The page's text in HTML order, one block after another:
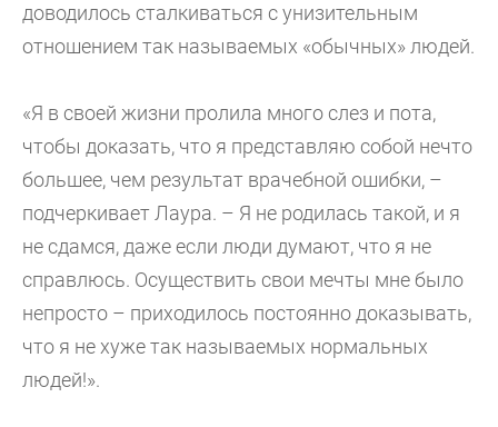
доводилось сталкиваться с унизительным
отношением так называемых «обычных» людей.
«Я в своей жизни пролила много слез и пота,
чтобы доказать, что я представляю собой нечто
большее, чем результат врачебной ошибки, –
подчеркивает Лаура. – Я не родилась такой, и я
не сдамся, даже если люди думают, что я не
справлюсь. Осуществить свои мечты мне было
непросто – приходилось постоянно доказывать,
что я не хуже так называемых нормальных
людей!».